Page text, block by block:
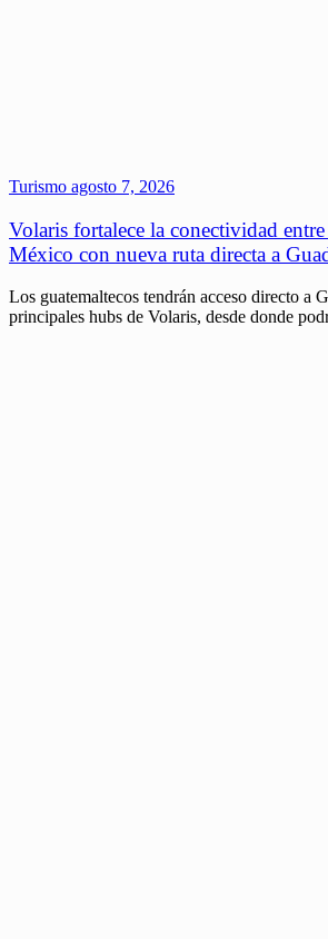
Turismo agosto 7, 2026
Volaris fortalece la conectividad
México con nueva ruta directa a
Los guatemaltecos tendrán acceso directo a
principales hubs de Volaris, desde donde